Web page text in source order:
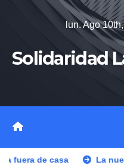
lun. Ago
Solidaridad
nueva ofensiva de Apple: